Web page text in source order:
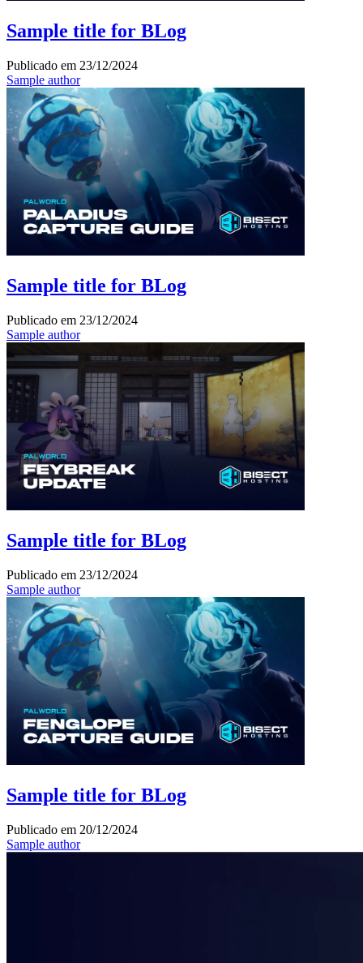
Sample title for BLog
Publicado em 23/12/2024
Sample author
Sample title for BLog
Publicado em 23/12/2024
Sample author
Sample title for BLog
Publicado em 23/12/2024
Sample author
Sample title for BLog
Publicado em 20/12/2024
Sample author